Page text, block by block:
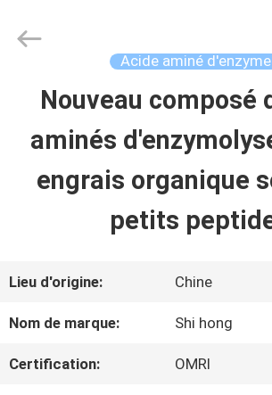
MAISON
PRODUITS
Sichuan
Acide aminé
Nouveau composé
aminés
engrais organique
petits
Lieu d'origine: Chine
Nom de marque: Shi hong
Certification: OMRI